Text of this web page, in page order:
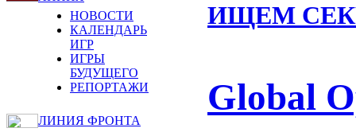
НОВОСТИ
КАЛЕНДАРЬ
ИГР
ИГРЫ
БУДУЩЕГО
РЕПОРТАЖИ
ЛИНИЯ ФРОНТА
ИЩЕМ
Global